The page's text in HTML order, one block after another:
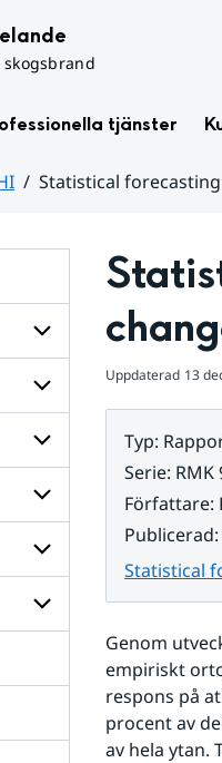
skogsbrand
tjänster
Statistical
Undersidor
för
Väder
Undersidor
för
Klimat
Undersidor
för
Data
Undersidor
för
Professionella
tjänster
Undersidor
för
Kunskapsbanken
Undersidor
för
Forskning
Uppdaterad 13
Typ:
Serie: RMK
Författare:
Publicerad:
Statistical
Genom
empiriskt
respons på
procent av
av hela ytan.